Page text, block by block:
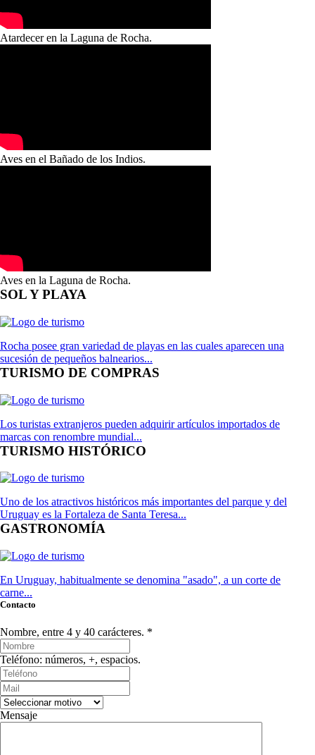
Atardecer en la Laguna de Rocha.
Aves en el Bañado de los Indios.
Aves en la Laguna de Rocha.
SOL Y PLAYA
Rocha posee gran variedad de playas en las cuales aparecen una
sucesión de pequeños balnearios...
TURISMO DE COMPRAS
Los turistas extranjeros pueden adquirir artículos importados de
marcas con renombre mundial...
TURISMO HISTÓRICO
Uno de los atractivos históricos más importantes del parque y del
Uruguay es la Fortaleza de Santa Teresa...
GASTRONOMÍA
En Uruguay, habitualmente se denomina "asado", a un corte de
carne...
Contacto
Nombre, entre 4 y 40 carácteres. *
Teléfono: números, +, espacios.
Mensaje